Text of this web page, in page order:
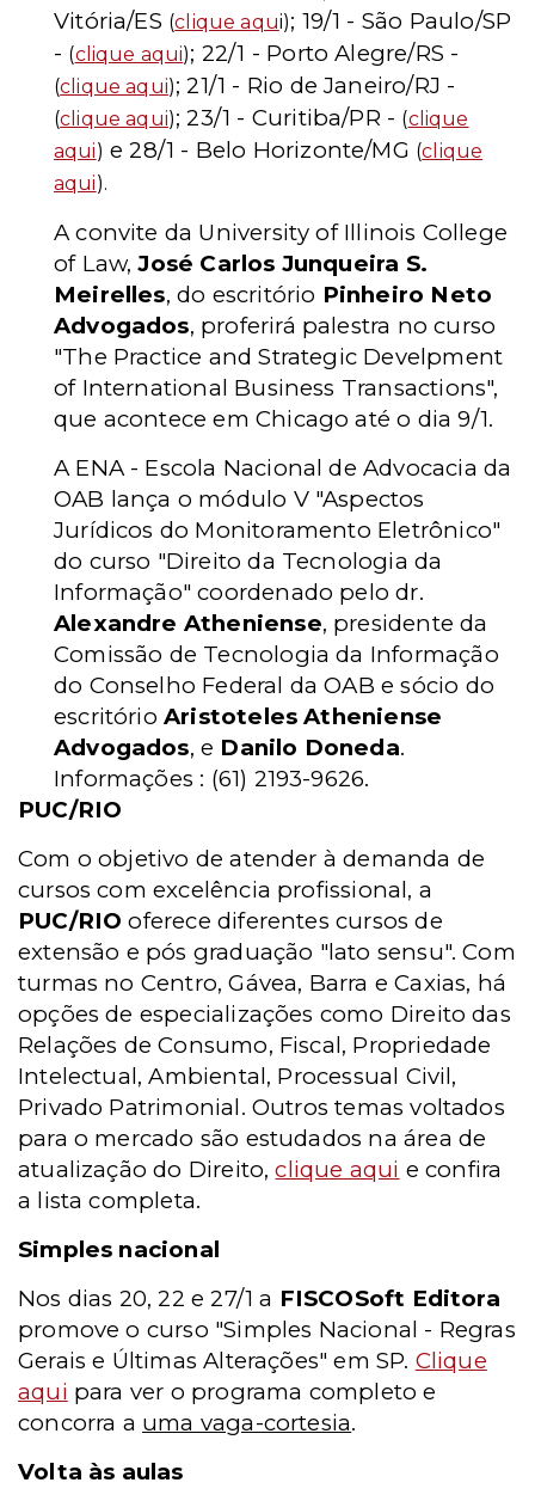
Vitória/ES (clique aqui); 19/1 - São Paulo/SP
- (clique aqui); 22/1 - Porto Alegre/RS -
(clique aqui); 21/1 - Rio de Janeiro/RJ -
(clique aqui); 23/1 - Curitiba/PR - (clique
aqui) e 28/1 - Belo Horizonte/MG (clique
aqui).
A convite da University of Illinois College
of Law, José Carlos Junqueira S.
Meirelles, do escritório Pinheiro Neto
Advogados, proferirá palestra no curso
"The Practice and Strategic Develpment
of International Business Transactions",
que acontece em Chicago até o dia 9/1.
A ENA - Escola Nacional de Advocacia da
OAB lança o módulo V "Aspectos
Jurídicos do Monitoramento Eletrônico"
do curso "Direito da Tecnologia da
Informação" coordenado pelo dr.
Alexandre Atheniense, presidente da
Comissão de Tecnologia da Informação
do Conselho Federal da OAB e sócio do
escritório Aristoteles Atheniense
Advogados, e Danilo Doneda.
Informações : (61) 2193-9626.
PUC/RIO
Com o objetivo de atender à demanda de
cursos com excelência profissional, a
PUC/RIO oferece diferentes cursos de
extensão e pós graduação "lato sensu". Com
turmas no Centro, Gávea, Barra e Caxias, há
opções de especializações como Direito das
Relações de Consumo, Fiscal, Propriedade
Intelectual, Ambiental, Processual Civil,
Privado Patrimonial. Outros temas voltados
para o mercado são estudados na área de
atualização do Direito,clique aqui e confira
a lista completa.
Simples nacional
Nos dias 20, 22 e 27/1 a FISCOSoft Editora
promove o curso "Simples Nacional - Regras
Gerais e Últimas Alterações" em SP. Clique
aqui para ver o programa completo e
concorra a uma vaga-cortesia.
Volta às aulas